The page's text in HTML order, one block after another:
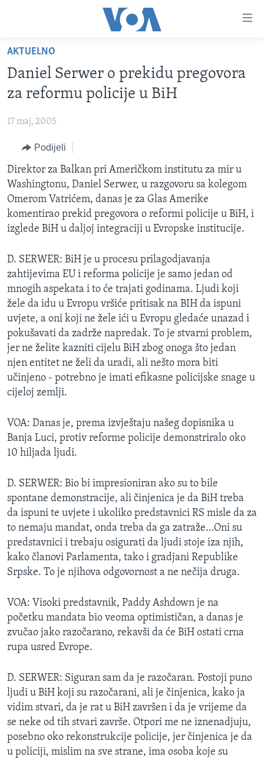
glavni
sadržaj
na
glavnu
navigaciju
pretragu
TV PROGRAM
FOTOGRAFIJE DANA
VIJESTI
SJEDINJENE AMERIČKE DRŽAVE
BOSNA I HERCEGOVINA
SVIJET
NAUKA I TEHNOLOGIJA
SPECIJALNI PROJEKTI
KORUPCIJA
SLOBODA MEDIJA
ŽENSKA STRANA
IZBJEGLIČKA STRANA
MAGAZIN
O GLASU AMERIKE
Learning English
PRATITE NAS
AKTUELNO
Daniel Serwer o prekidu pregovora
za reformu policije u BiH
17 maj, 2005
Podijeli
Direktor za Balkan pri Američkom institutu za mir u
Washingtonu, Daniel Serwer, u razgovoru sa kolegom
Omerom Vatrićem, danas je za Glas Amerike
komentirao prekid pregovora o reformi policije u BiH, i
izglede BiH u daljoj integraciji u Evropske institucije.
D. SERWER: BiH je u procesu prilagodjavanja
zahtijevima EU i reforma policije je samo jedan od
mnogih aspekata i to će trajati godinama. Ljudi koji
žele da idu u Evropu vršiće pritisak na BIH da ispuni
uvjete, a oni koji ne žele ići u Evropu gledaće unazad i
pokušavati da zadrže napredak. To je stvarni problem,
jer ne želite kazniti cijelu BiH zbog onoga što jedan
njen entitet ne želi da uradi, ali nešto mora biti
učinjeno - potrebno je imati efikasne policijske snage u
cijeloj zemlji.
VOA: Danas je, prema izvještaju našeg dopisnika u
Banja Luci, protiv reforme policije demonstriralo oko
10 hiljada ljudi.
D. SERWER: Bio bi impresioniran ako su to bile
spontane demonstracije, ali činjenica je da BiH treba
da ispuni te uvjete i ukoliko predstavnici RS misle da za
to nemaju mandat, onda treba da ga zatraže...Oni su
predstavnici i trebaju osigurati da ljudi stoje iza njih,
kako članovi Parlamenta, tako i gradjani Republike
Srpske. To je njihova odgovornost a ne nečija druga.
VOA: Visoki predstavnik, Paddy Ashdown je na
početku mandata bio veoma optimističan, a danas je
zvučao jako razočarano, rekavši da će BiH ostati crna
rupa usred Evrope.
D. SERWER: Siguran sam da je razočaran. Postoji puno
ljudi u BiH koji su razočarani, ali je činjenica, kako ja
vidim stvari, da je rat u BiH završen i da je vrijeme da
se neke od tih stvari završe. Otpori me ne iznenadjuju,
posebno oko rekonstrukcije policije, jer činjenica je da
u policiji, mislim na sve strane, ima osoba koje su